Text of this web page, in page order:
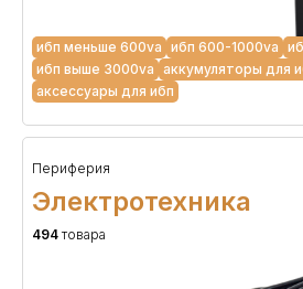
ибп меньше 600va ибп 600-1000va
ибп выше 3000va аккумуляторы для
аксессуары для ибп
Периферия
Электротехника
494 товара